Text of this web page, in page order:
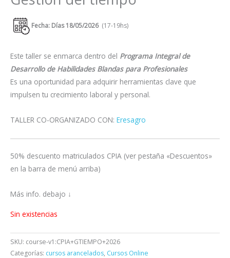
Fecha: Días 18/05/2026 (17-19hs)
Este taller se enmarca dentro del Programa Integral de
Desarrollo de Habilidades Blandas para Profesionales
Es una oportunidad para adquirir herramientas clave que
impulsen tu crecimiento laboral y personal.
TALLER CO-ORGANIZADO CON: Eresagro
50% descuento matriculados CPIA (ver pestaña «Descuentos»
en la barra de menú arriba)
Más info. debajo ↓
Sin existencias
SKU: course-v1:CPIA+GTIEMPO+2026
Categorías: cursos arancelados, Cursos Online